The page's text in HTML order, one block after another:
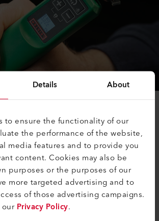
Details About
to ensure the functionality of our
the performance of the website,
media features and to provide you
content. Cookies may also be
purposes or the purposes of our
more targeted advertising and to
of those advertising campaigns.
ourPrivacy Policy.
utilizzo tramite il
importante: La navigazione intuitiva
il display rende il funzionamento
un gioco da ragazzi. Durante l'uso, i
sono sempre visibili sul display
vantaggio per voi: Grazie al
della saldatrice ad aria forzata, la